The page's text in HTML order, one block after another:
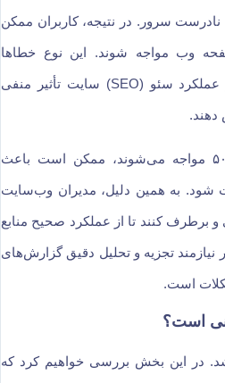
نادرست سرور. در نتیجه، کاربران ممکن
وب مواجه شوند. این نوع خطاها
می‌توانند به‌طور قابل‌توجهی بر عملکرد سئو (SEO) سایت تأثیر منفی
دهند.
زمانی که کاربران با خطای ۵۰۰ مواجه می‌شوند، ممکن است باعث
شود. به همین دلیل، مدیران وب‌سایت
و برطرف کنند تا از عملکرد صحیح منابع
نیازمند تجزیه و تحلیل دقیق گزارش‌های
است.
باشد. در این بخش بررسی خواهیم کرد که